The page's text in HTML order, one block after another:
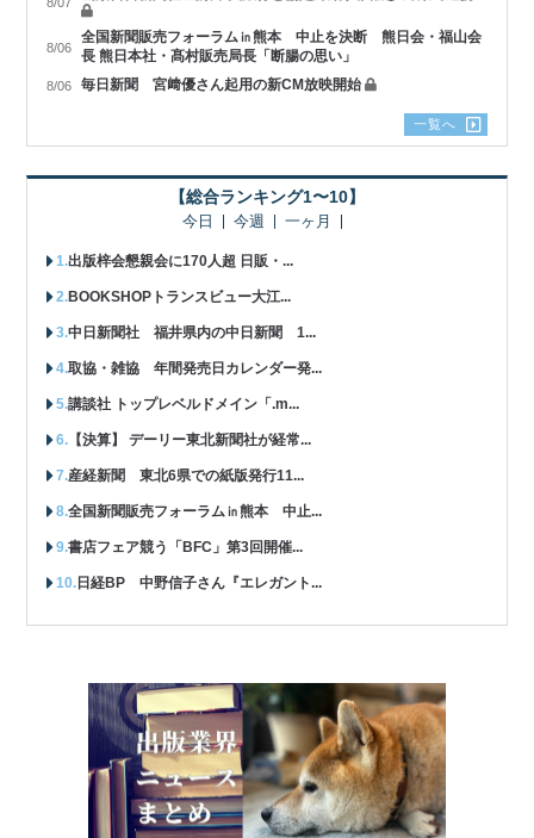
8/06
全国新聞販売フォーラム㏌熊本 中止を決断 熊日会・福山会
長 熊日本社・髙村販売局長「断腸の思い」
8/06 毎日新聞 宮﨑優さん起用の新CM放映開始
一覧へ
【総合ランキング1〜10】
今日 今週 一ヶ月
出版梓会懇親会に170人超 日販・...
BOOKSHOPトランスビュー大江...
中日新聞社 福井県内の中日新聞 1...
取協・雑協 年間発売日カレンダー発...
講談社 トップレベルドメイン「.m...
【決算】 デーリー東北新聞社が経常...
産経新聞 東北6県での紙版発行11...
全国新聞販売フォーラム㏌熊本 中止...
書店フェア競う「BFC」第3回開催...
日経BP 中野信子さん『エレガント...